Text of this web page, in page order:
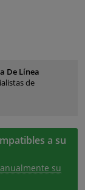
De Línea
de
a su
su